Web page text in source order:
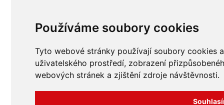
Používáme soubory cookies
Tyto webové stránky používají soubory cookies
uživatelského prostředí, zobrazení
webových stránek a zjištění zdroje návštěvnosti.